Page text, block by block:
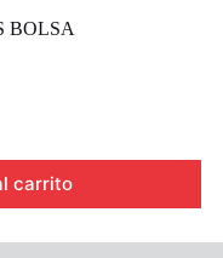
BOLSA
carrito